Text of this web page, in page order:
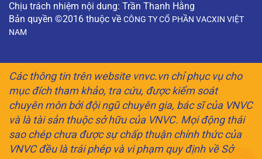
Chịu trách nhiệm nội dung: Trần Thanh Hằng
Bản quyền ©2016 thuộc về CÔNG TY CỔ PHẦN VACXIN VIỆT
NAM
Các thông tin trên website vnvc.vn chỉ phục vụ cho
mục đích tham khảo, tra cứu, được kiểm soát
chuyên môn bởi đội ngũ chuyên gia, bác sĩ của VNVC
và là tài sản thuộc sở hữu của VNVC. Mọi động thái
sao chép chưa được sự chấp thuận chính thức của
VNVC đều là trái phép và vi phạm quy định về Sở